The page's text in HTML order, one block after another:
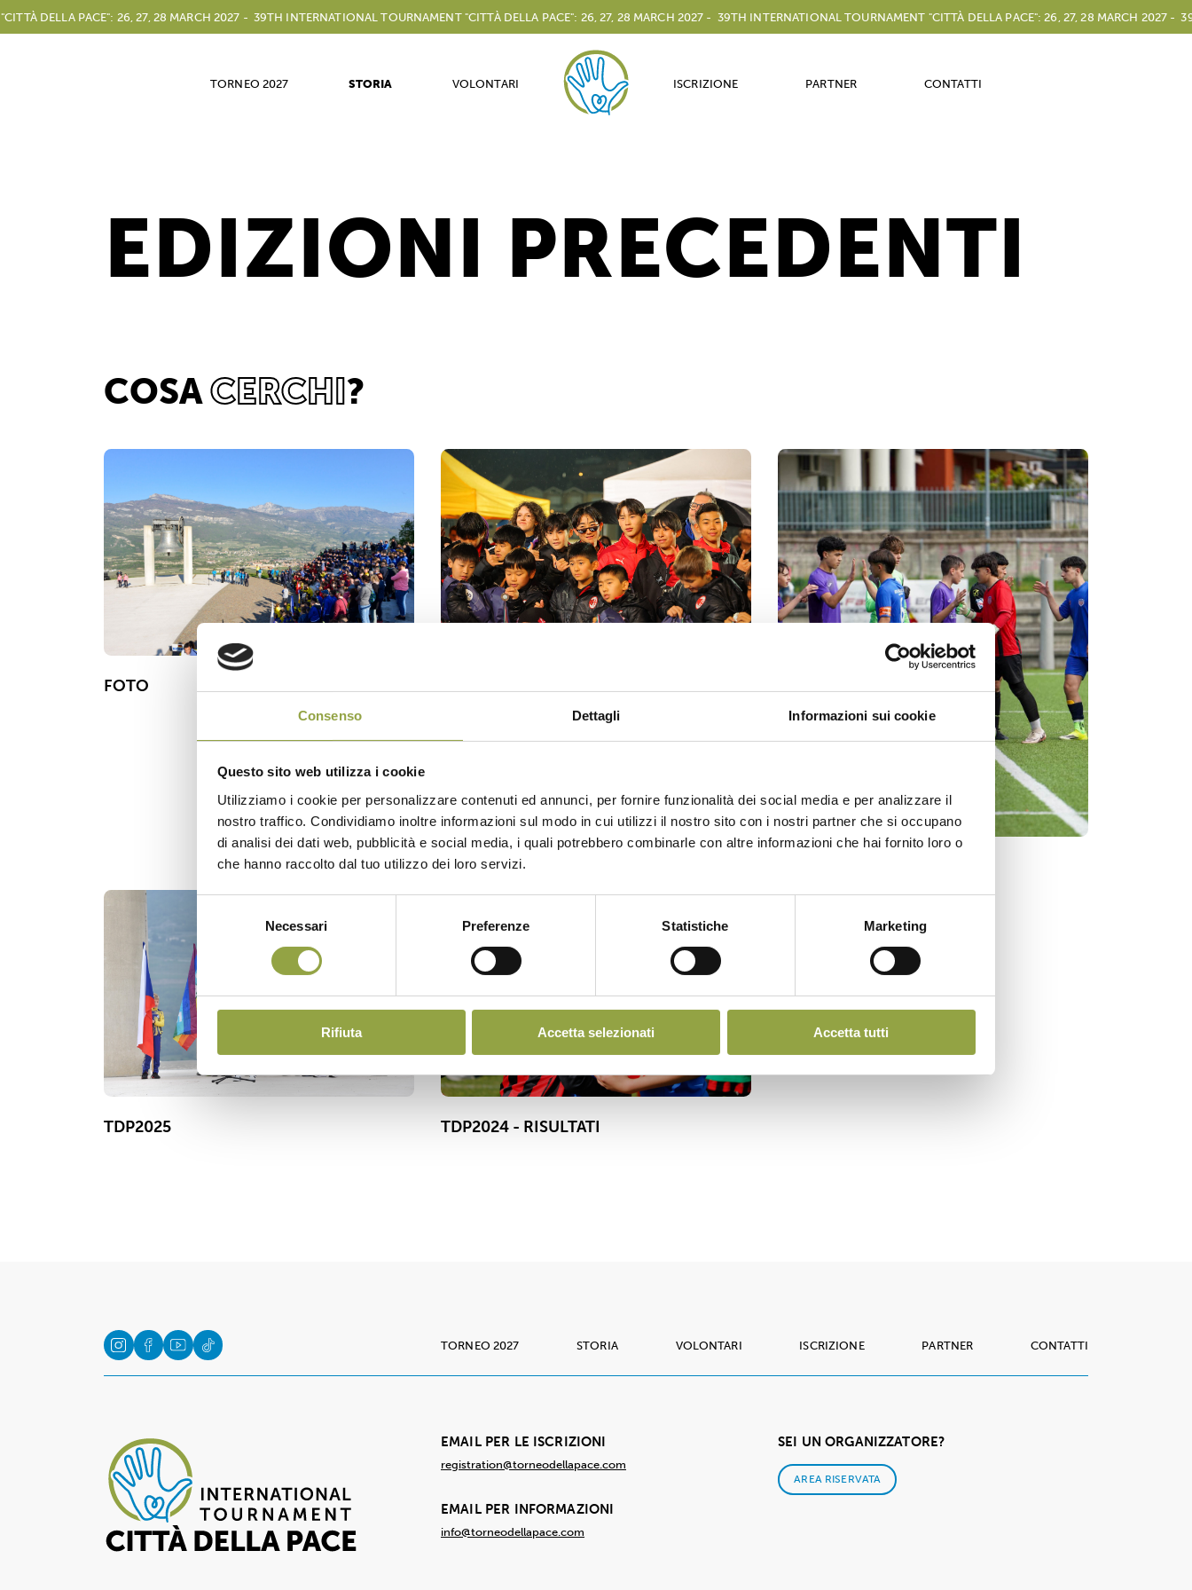
Consenso Dettagli Informazioni sui cookie
Questo sito web utilizza i cookie
Utilizziamo i cookie per personalizzare contenuti ed annunci, per fornire funzionalità dei social media e per analizzare il
nostro traffico. Condividiamo inoltre informazioni sul modo in cui utilizzi il nostro sito con i nostri partner che si occupano
di analisi dei dati web, pubblicità e social media, i quali potrebbero combinarle con altre informazioni che hai fornito loro o
che hanno raccolto dal tuo utilizzo dei loro servizi.
consenso
Necessari Preferenze Statistiche Marketing
Rifiuta Accetta selezionati Accetta tutti
PACE": 26, 27, 28 MARCH 2027 - 39TH INTERNATIONAL TOURNAMENT "CITTÀ DELLA PACE": 26, 27, 28 MARCH 2027 - 39TH INTERNATIONAL TOURNAMENT "CITTÀ DELLA PACE": 26, 27, 28 MARCH 2027 - 39TH
TORNEO 2027 STORIA VOLONTARI ISCRIZIONE PARTNER CONTATTI
EDIZIONI PRECEDENTI
COSACERCHI?
FOTO
TDP2025 TDP2024 - RISULTATI
TORNEO 2027 STORIA VOLONTARI ISCRIZIONE PARTNER CONTATTI
EMAIL PER LE ISCRIZIONI
registration@torneodellapace.com
EMAIL PER INFORMAZIONI
info@torneodellapace.com
SEI UN ORGANIZZATORE?
AREA RISERVATA